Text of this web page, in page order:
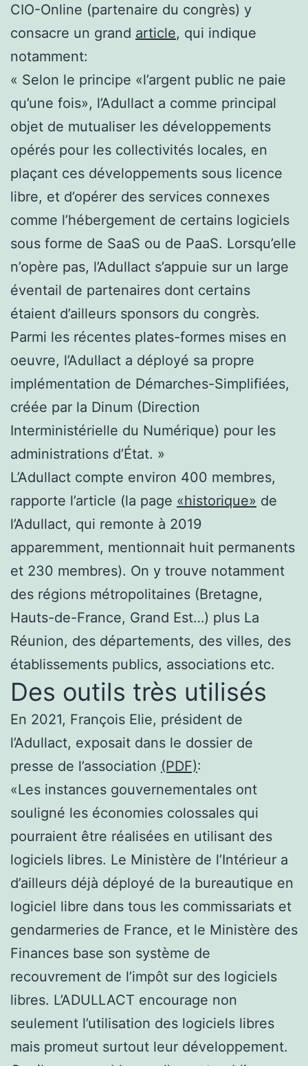
CIO-Online (partenaire du congrès) y
consacre un grand article, qui indique
notamment:
« Selon le principe «l’argent public ne paie
qu’une fois», l’Adullact a comme principal
objet de mutualiser les développements
opérés pour les collectivités locales, en
plaçant ces développements sous licence
libre, et d’opérer des services connexes
comme l’hébergement de certains logiciels
sous forme de SaaS ou de PaaS. Lorsqu’elle
n’opère pas, l’Adullact s’appuie sur un large
éventail de partenaires dont certains
étaient d’ailleurs sponsors du congrès.
Parmi les récentes plates-formes mises en
oeuvre, l’Adullact a déployé sa propre
implémentation de Démarches-Simplifiées,
créée par la Dinum (Direction
Interministérielle du Numérique) pour les
administrations d’État. »
L’Adullact compte environ 400 membres,
rapporte l’article (la page «historique» de
l’Adullact, qui remonte à 2019
apparemment, mentionnait huit permanents
et 230 membres). On y trouve notamment
des régions métropolitaines (Bretagne,
Hauts-de-France, Grand Est…) plus La
Réunion, des départements, des villes, des
établissements publics, associations etc.
Des outils très utilisés
En 2021, François Elie, président de
l’Adullact, exposait dans le dossier de
presse de l’association (PDF):
«Les instances gouvernementales ont
souligné les économies colossales qui
pourraient être réalisées en utilisant des
logiciels libres. Le Ministère de l’Intérieur a
d’ailleurs déjà déployé de la bureautique en
logiciel libre dans tous les commissariats et
gendarmeries de France, et le Ministère des
Finances base son système de
recouvrement de l’impôt sur des logiciels
libres. L’ADULLACT encourage non
seulement l’utilisation des logiciels libres
mais promeut surtout leur développement.